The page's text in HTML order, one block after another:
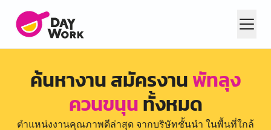
ค้นหางาน สมัครงานพัทลุง
ควนขนุนทั้งหมด
ตำแหน่งงานคุณภาพดีล่าสุด จากบริษัทชั้นนำ ในพื้นที่ใกล้